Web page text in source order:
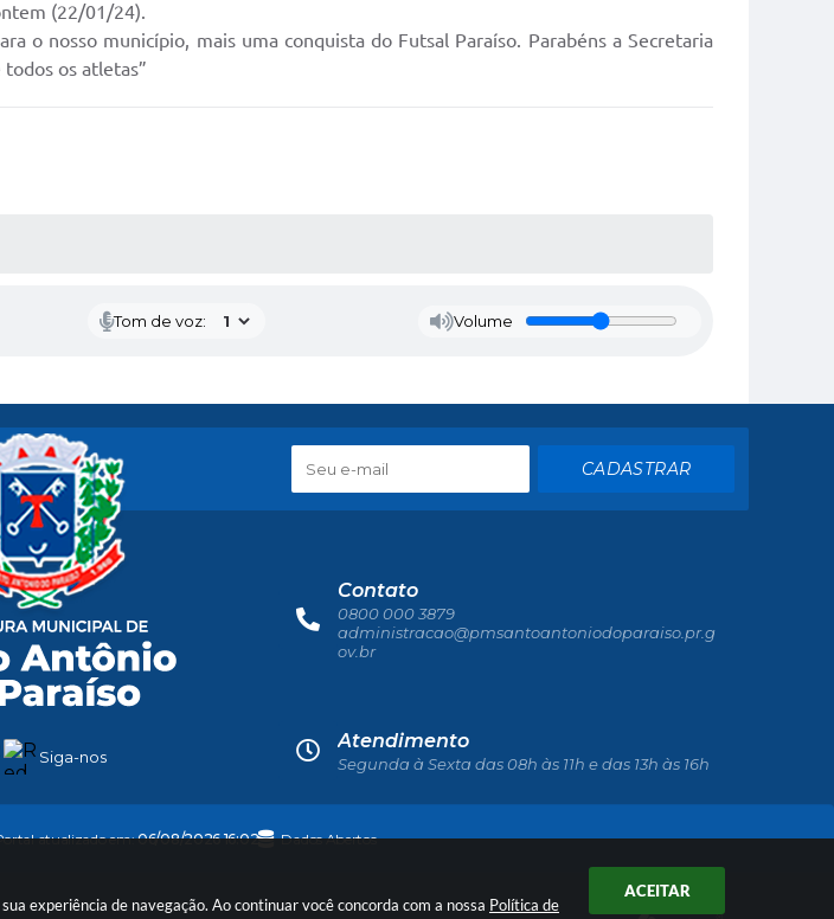
experiência de navegação. Ao continuar você concorda com a nossa Política de
ACEITAR
(22/01/24).
o nosso município, mais uma conquista do Futsal Paraíso. Parabéns a Secretaria
os atletas”
Tom de voz: Volume
CADASTRAR
Siga-nos
Contato
0800 000 3879
administracao@pmsantoantoniodoparaiso.pr.g
ov.br
Atendimento
Segunda à Sexta das 08h às 11h e das 13h às 16h
atualizado em:06/08/2026 16:02 Dados Abertos